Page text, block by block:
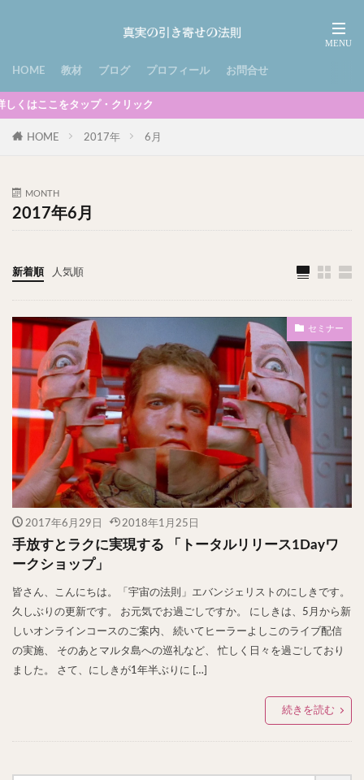
HOME 教材 ブログ プロフィール お問合せ
タップ・クリック
HOME 2017年 6月
MONTH
2017年6月
新着順 人気順
セミナー
2017年6月29日 2018年1月25日
手放すとラクに実現する 「トータルリリース1Dayワ
ークショップ」
皆さん、こんにちは。「宇宙の法則」エバンジェリストのにしきです。
久しぶりの更新です。 お元気でお過ごしですか。 にしきは、5月から新
しいオンラインコースのご案内、 続いてヒーラーよしこのライブ配信
の実施、 そのあとマルタ島への巡礼など、 忙しく日々を過ごしており
ました。 さて、にしきが1年半ぶりに […]
続きを読む